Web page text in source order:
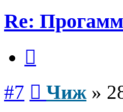
Re:
#7 Чиж »